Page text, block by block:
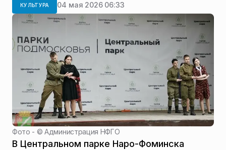
КУЛЬТУРА 04 мая 2026 06:33
Фото - ©Администрация НФГО
В Центральном парке Наро-Фоминска